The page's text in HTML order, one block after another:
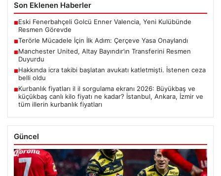
Son Eklenen Haberler
■Eski Fenerbahçeli Golcü Enner Valencia, Yeni Kulübünde
Resmen Görevde
■Terörle Mücadele İçin İlk Adım: Çerçeve Yasa Onaylandı
■Manchester United, Altay Bayındır’ın Transferini Resmen
Duyurdu
■Hakkında icra takibi başlatan avukatı katletmişti. İstenen ceza
belli oldu
■Kurbanlık fiyatları il il sorgulama ekranı 2026: Büyükbaş ve
küçükbaş canlı kilo fiyatı ne kadar? İstanbul, Ankara, İzmir ve
tüm illerin kurbanlık fiyatları
Güncel